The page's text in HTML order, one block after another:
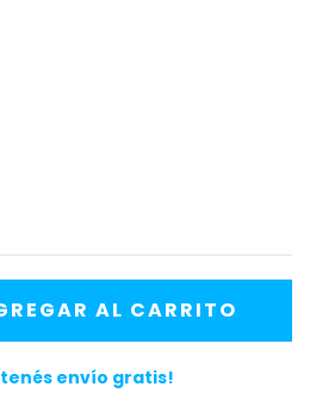
tenés envío gratis!